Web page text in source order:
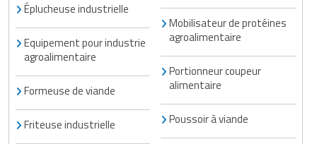
Éplucheuse industrielle
Equipement pour industrie
agroalimentaire
Formeuse de viande
Friteuse industrielle
Mobilisateur de protéines
agroalimentaire
Portionneur coupeur
alimentaire
Poussoir à viande